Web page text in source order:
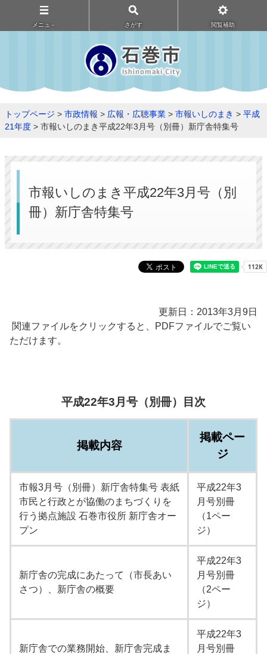
メニュ－ さがす 閲覧補助
トップページ > 市政情報 > 広報・広聴事業 > 市報いしのまき > 平成
21年度 > 市報いしのまき平成22年3月号（別冊）新庁舎特集号
市報いしのまき平成22年3月号（別
冊）新庁舎特集号
更新日：2013年3月9日
関連ファイルをクリックすると、PDFファイルでご覧い
ただけます。
平成22年3月号（別冊）目次
掲載内容
掲載ペー
ジ
市報3月号（別冊）新庁舎特集号 表紙
市民と行政とが協働のまちづくりを
行う拠点施設 石巻市役所 新庁舎オー
プン
平成22年3
月号別冊
（1ペー
ジ）
新庁舎の完成にあたって（市長あい
さつ）、新庁舎の概要
平成22年3
月号別冊
（2ペー
ジ）
新庁舎での業務開始、新庁舎完成ま
平成22年3
月号別冊